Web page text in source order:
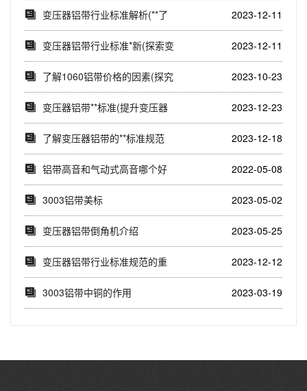
个维度解析变压...
变压器铝带行业标准解析(**了
解变压器铝带...
2023-12-11
变压器铝带行业标准*新(探索变
压器铝带行业...
2023-12-11
了解1060铝带价格的因素(探究
1060铝...
2023-10-23
变压器铝带**标准(提升变压器
铝带质量的国...
2023-12-23
了解变压器铝带的**标准规范
(深入探讨变压...
2023-12-18
铝带高音和气动式高音哪个好 2022-05-08
3003铝带美标 2023-05-02
变压器铝带倒角机介绍 2023-05-25
变压器铝带行业标准规范的重
要性与实施效果(...
2023-12-12
3003铝带中铜的作用 2023-03-19